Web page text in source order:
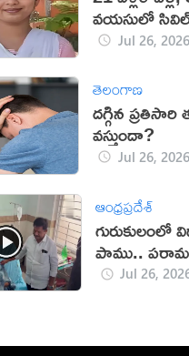
వయసులో
Jul 26,
తెలంగాణ
ద‌గ్గిన
వ‌స్తుందా?
Jul 26,
ఆంధ్రప్రదేశ్
గురుకులంలో
పాము..
Jul 26,